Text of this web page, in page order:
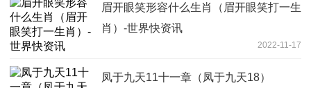
眉开眼笑形容什么生肖（眉开眼笑打一生
肖）-世界快资讯
2022-11-17
凤于九天11十一章（凤于九天18）